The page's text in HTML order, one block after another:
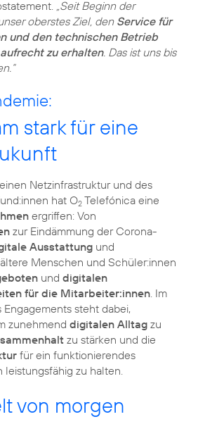
„Seit Beginn der
oberstes Ziel, den Service für
und den technischen Betrieb
zu erhalten. Das ist uns bis
stark für eine
Netzinfrastruktur und des
hat O2 Telefónica eine
ergriffen: Von
zur Eindämmung der Corona-
Ausstattung und
Menschen und Schüler:innen
und digitalen
für die Mitarbeiter:innen . Im
steht dabei,
zunehmend digitalen Alltag zu
zu stärken und die
für ein funktionierendes
zu halten.
von morgen